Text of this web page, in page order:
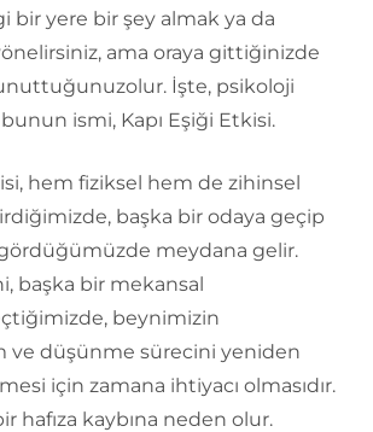
bir yere bir şey almak ya da
ama oraya gittiğinizde
İşte, psikoloji
ismi, Kapı Eşiği Etkisi.
hem fiziksel hem de zihinsel
başka bir odaya geçip
meydana gelir.
başka bir mekansal
beynimizin
ve düşünme sürecini yeniden
için zamana ihtiyacı olmasıdır.
hafıza kaybına neden olur.